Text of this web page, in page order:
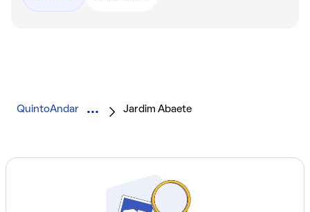
QuintoAndar Jardim Abaete